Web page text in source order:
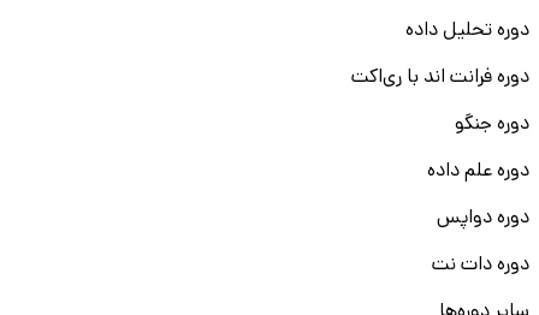
دوره تحلیل داده
دوره فرانت اند با ری‌اکت
دوره جنگو
دوره علم داده
دوره دواپس
دوره دات نت